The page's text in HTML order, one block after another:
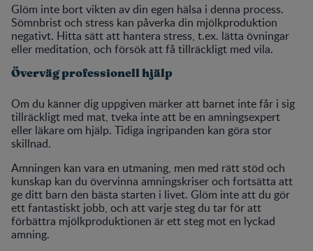
Glöm inte bort vikten av din egen hälsa i denna process.
Sömnbrist och stress kan påverka din mjölkproduktion
negativt. Hitta sätt att hantera stress, t.ex. lätta övningar
eller meditation, och försök att få tillräckligt med vila.
Överväg professionell hjälp
Om du känner dig uppgiven märker att barnet inte får i sig
tillräckligt med mat, tveka inte att be en amningsexpert
eller läkare om hjälp. Tidiga ingripanden kan göra stor
skillnad.
Amningen kan vara en utmaning, men med rätt stöd och
kunskap kan du övervinna amningskriser och fortsätta att
ge ditt barn den bästa starten i livet. Glöm inte att du gör
ett fantastiskt jobb, och att varje steg du tar för att
förbättra mjölkproduktionen är ett steg mot en lyckad
amning.